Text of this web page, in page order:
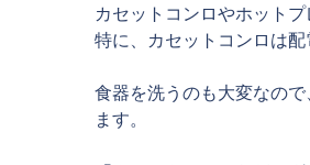
カセットコンロやホット
特に、カセットコンロは
食器を洗うのも大変なの
ます。